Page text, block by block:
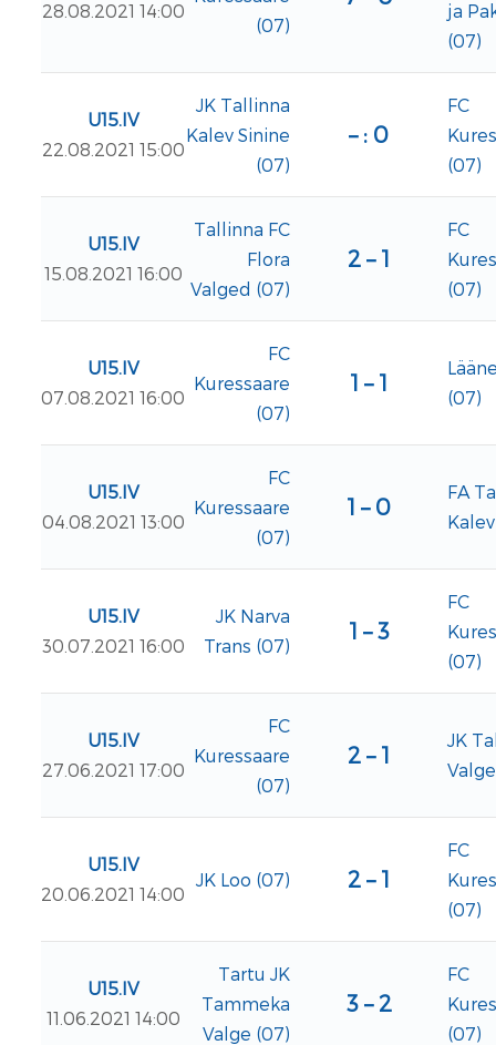
28.08.2021 14:00
(07)
ja
(07)
U15.IV
22.08.2021 15:00
JK Tallinna
Kalev Sinine
(07)
– : 0
FC
(07)
U15.IV
15.08.2021 16:00
Tallinna FC
Flora
Valged (07)
2 – 1
FC
(07)
U15.IV
07.08.2021 16:00
FC
Kuressaare
(07)
1 – 1
(07)
U15.IV
04.08.2021 13:00
FC
Kuressaare
(07)
1 – 0
FA
U15.IV
30.07.2021 16:00
JK Narva
Trans (07)
1 – 3
FC
(07)
U15.IV
27.06.2021 17:00
FC
Kuressaare
(07)
2 – 1
JK
U15.IV
20.06.2021 14:00
JK Loo (07) 2 – 1
FC
(07)
U15.IV
11.06.2021 14:00
Tartu JK
Tammeka
Valge (07)
3 – 2
FC
(07)